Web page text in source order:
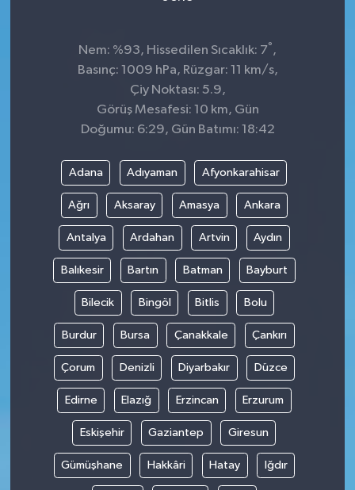
Nem: %93, Hissedilen Sıcaklık: 7° ,
Basınç: 1009 hPa, Rüzgar: 11 km/s,
Çiy Noktası: 5.9,
Görüş Mesafesi: 10 km, Gün
Doğumu: 6:29, Gün Batımı: 18:42
Adana Adıyaman Afyonkarahisar
Ağrı Aksaray Amasya Ankara
Antalya Ardahan Artvin Aydın
Balıkesir Bartın Batman Bayburt
Bilecik Bingöl Bitlis Bolu
Burdur Bursa Çanakkale Çankırı
Çorum Denizli Diyarbakır Düzce
Edirne Elazığ Erzincan Erzurum
Eskişehir Gaziantep Giresun
Gümüşhane Hakkâri Hatay Iğdır